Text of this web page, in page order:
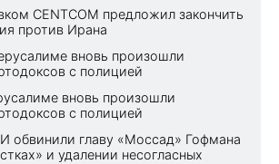
CENTCOM предложил закончить
против Ирана
вновь произошли
с полицией
вновь произошли
с полицией
обвинили главу «Моссад» Гофмана
и удалении несогласных